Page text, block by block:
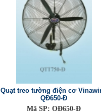
Quạt treo tường điện cơ
QĐ650-Đ
Mã SP: QĐ650-Đ